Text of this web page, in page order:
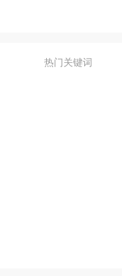
热门关键词